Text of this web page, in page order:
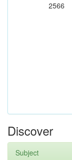
2566
Discover
Subject